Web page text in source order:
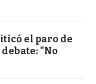
el paro de
"No